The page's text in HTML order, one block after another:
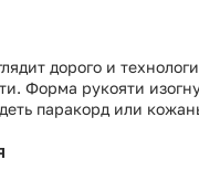
дорого и
Форма рукояти
паракорд или